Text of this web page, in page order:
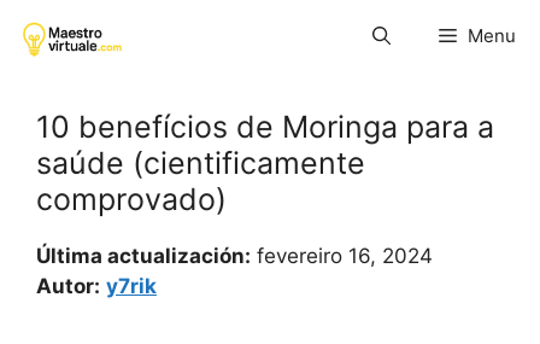
para
Menu
10 benefícios de Moringa para a
saúde (cientificamente
comprovado)
Última actualización: fevereiro 16, 2024
Autor: y7rik